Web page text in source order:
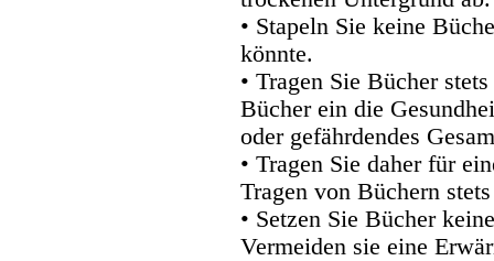
• Stapeln Sie keine
könnte.
• Tragen Sie Bücher
Bücher ein die
oder gefährdendes
• Tragen Sie daher für
Tragen von Büchern
• Setzen Sie Bücher
Vermeiden sie eine